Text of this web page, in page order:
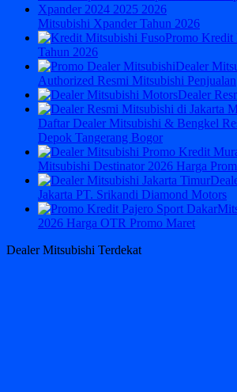
Mitsubishi Xpander Tahun 2026
Promo Kredit
Tahun 2026
Dealer
Authorized Resmi Mitsubishi Penjualan
Dealer
Daftar Dealer Mitsubishi & Bengkel
Depok Tangerang Bogor
Mitsubishi Destinator 2026 Harga
Jakarta PT. Srikandi Diamond Motors
2026 Harga OTR Promo Maret
Dealer Mitsubishi Terdekat